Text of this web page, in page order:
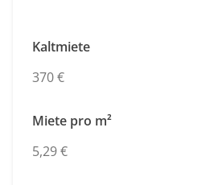
Kaltmiete
370 €
Miete pro m²
5,29 €